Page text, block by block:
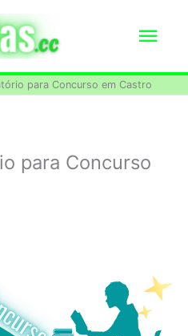
para Concurso em Castro
para Concurso